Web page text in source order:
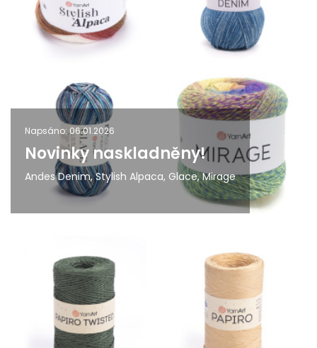
Napsáno: 06.01.2026
Novinky naskladněny!
Andes Denim, Stylish Alpaca, Glace, Mirage